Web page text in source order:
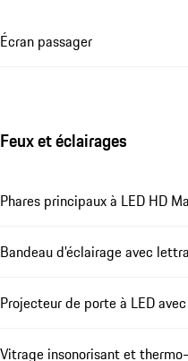
Écran passager
Feux et éclairages
Phares principaux à LED HD
Bandeau d'éclairage avec
Projecteur de porte à LED
Vitrage insonorisant et